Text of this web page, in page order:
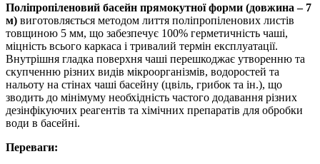
Поліпропіленовий басейн прямокутної форми (довжина – 7
м) виготовляється методом лиття поліпропіленових листів
товщиною 5 мм, що забезпечує 100% герметичність чаші,
міцність всього каркаса і тривалий термін експлуатації.
Внутрішня гладка поверхня чаші перешкоджає утворенню та
скупченню різних видів мікроорганізмів, водоростей та
нальоту на стінах чаші басейну (цвіль, грибок та ін.), що
зводить до мінімуму необхідність частого додавання різних
дезінфікуючих реагентів та хімічних препаратів для обробки
води в басейні.
Переваги: